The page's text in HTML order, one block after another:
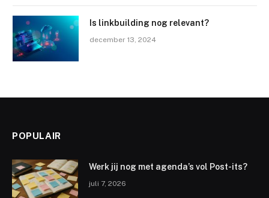
Is linkbuilding nog relevant?
december 13, 2024
POPULAIR
Werk jij nog met agenda’s vol Post-its?
juli 7, 2026